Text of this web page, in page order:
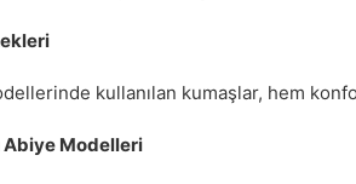
kullanılan kumaşlar, hem
Abiye Modelleri